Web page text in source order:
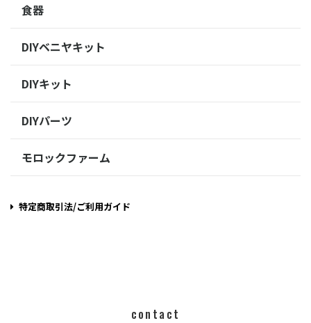
食器
DIYベニヤキット
DIYキット
DIYパーツ
モロックファーム
特定商取引法/ご利用ガイド
contact